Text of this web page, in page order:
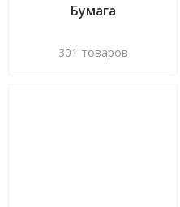
Бумага
301 товаров